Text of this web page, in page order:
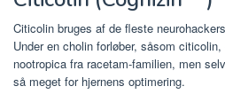
Citicolin bruges af de fleste
Under en cholin forløber, såsom
nootropica fra racetam-familien, men
så meget for hjernens optimering.